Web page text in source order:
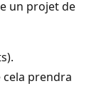
un projet de
cela prendra